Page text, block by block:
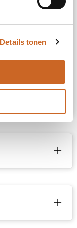
Details tonen